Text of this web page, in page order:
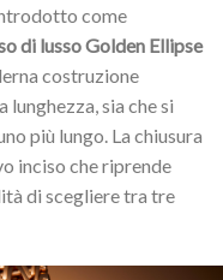
come
di lusso Golden Ellipse
costruzione
sia che si
più lungo. La chiusura
inciso che riprende
di scegliere tra tre